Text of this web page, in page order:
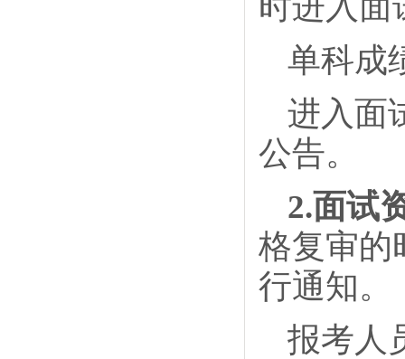
单科成
进入面
公告。
2.面试
格复审的
行通知。
报考人